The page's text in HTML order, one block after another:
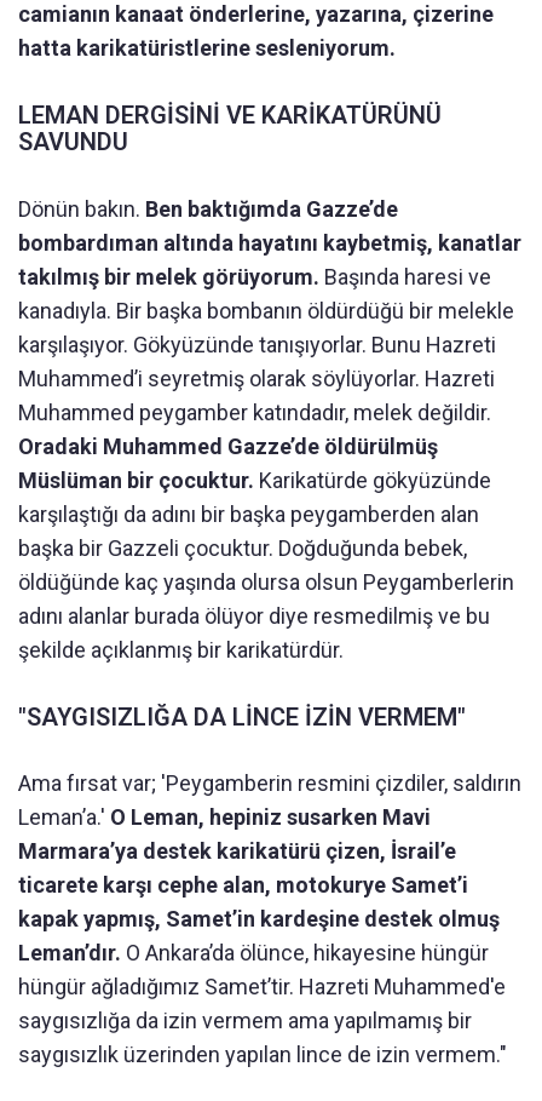
camianın kanaat önderlerine, yazarına, çizerine
hatta karikatüristlerine sesleniyorum.
LEMAN DERGİSİNİ VE KARİKATÜRÜNÜ
SAVUNDU
Dönün bakın. Ben baktığımda Gazze’de
bombardıman altında hayatını kaybetmiş, kanatlar
takılmış bir melek görüyorum. Başında haresi ve
kanadıyla. Bir başka bombanın öldürdüğü bir melekle
karşılaşıyor. Gökyüzünde tanışıyorlar. Bunu Hazreti
Muhammed’i seyretmiş olarak söylüyorlar. Hazreti
Muhammed peygamber katındadır, melek değildir.
Oradaki Muhammed Gazze’de öldürülmüş
Müslüman bir çocuktur. Karikatürde gökyüzünde
karşılaştığı da adını bir başka peygamberden alan
başka bir Gazzeli çocuktur. Doğduğunda bebek,
öldüğünde kaç yaşında olursa olsun Peygamberlerin
adını alanlar burada ölüyor diye resmedilmiş ve bu
şekilde açıklanmış bir karikatürdür.
"SAYGISIZLIĞA DA LİNCE İZİN VERMEM"
Ama fırsat var; 'Peygamberin resmini çizdiler, saldırın
Leman’a.' O Leman, hepiniz susarken Mavi
Marmara’ya destek karikatürü çizen, İsrail’e
ticarete karşı cephe alan, motokurye Samet’i
kapak yapmış, Samet’in kardeşine destek olmuş
Leman’dır. O Ankara’da ölünce, hikayesine hüngür
hüngür ağladığımız Samet’tir. Hazreti Muhammed'e
saygısızlığa da izin vermem ama yapılmamış bir
saygısızlık üzerinden yapılan lince de izin vermem."